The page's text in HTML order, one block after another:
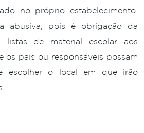
no próprio estabelecimento.
abusiva, pois é obrigação da
listas de material escolar aos
os pais ou responsáveis possam
escolher o local em que irão